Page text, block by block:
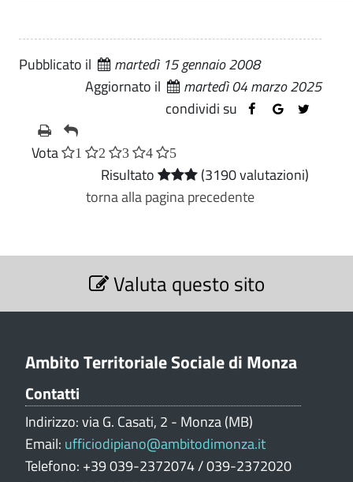
Pubblicato il
martedì 15 gennaio 2008
Aggiornato il
martedì 04 marzo 2025
condividi su
Vota 1 2 3 4 5
Risultato
(3190 valutazioni)
torna alla pagina precedente
S
Valuta questo sito
Ambito Territoriale Sociale di Monza
Contatti
Indirizzo: via G. Casati, 2 - Monza (MB)
Email: ufficiodipiano@ambitodimonza.it
Telefono: +39 039-2372074 / 039-2372020